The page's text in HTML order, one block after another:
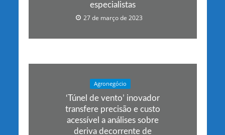
especialistas
27 de março de 2023
Agronegócio
‘Túnel de vento’ inovador
transfere precisão e custo
acessível a análises sobre
deriva decorrente de